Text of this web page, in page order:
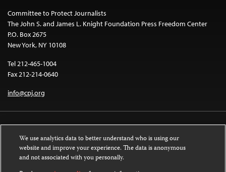
Committee to Protect Journalists
The John S. and James L. Knight Foundation Press Freedom Center
P.O. Box 2675
New York, NY 10108
Tel 212-465-1004
Fax 212-214-0640
info@cpj.org
Except where noted, text on this website is licensed under a
We use analytics data to better understand who is using our
website and improve your experience. The data is anonymous
and not associated with you personally.